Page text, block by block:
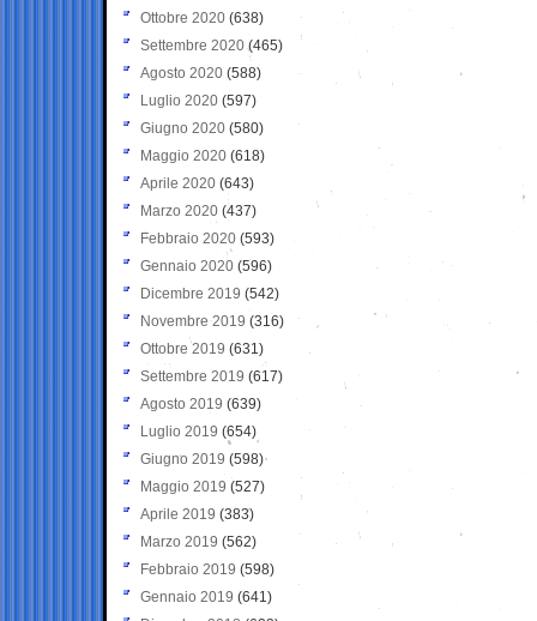
Ottobre 2020 (638)
Settembre 2020(465)
Agosto 2020 (588)
Luglio 2020 (597)
Giugno 2020 (580)
Maggio 2020 (618)
Aprile 2020 (643)
Marzo 2020 (437)
Febbraio 2020 (593)
Gennaio 2020 (596)
Dicembre 2019 (542)
Novembre 2019 (316)
Ottobre 2019 (631)
Settembre 2019 (617)
Agosto 2019 (639)
Luglio 2019 (654)
Giugno 2019 (598)
Maggio 2019 (527)
Aprile 2019 (383)
Marzo 2019 (562)
Febbraio 2019 (598)
Gennaio 2019 (641)